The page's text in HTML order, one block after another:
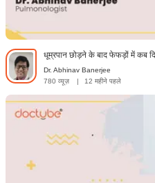
धूम्रपान छोड़ने के बाद फेफड़ों में कब
Dr. Abhinav Banerjee
780 व्यूज़
| 12 महीने पहले